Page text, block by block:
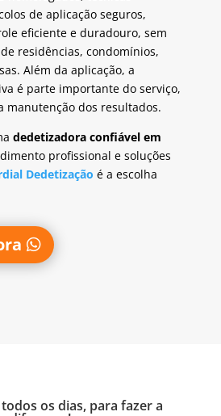
de aplicação seguros,
eficiente e duradouro, sem
residências, condomínios,
Além da aplicação, a
é parte importante do serviço,
manutenção dos resultados.
dedetizadora confiável em
profissional e soluções
Dedetização é a escolha
os dias, para fazer a